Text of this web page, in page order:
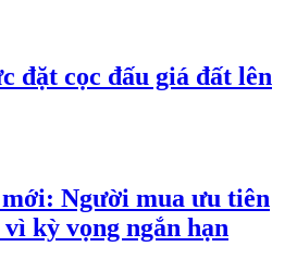
đặt cọc đấu giá đất lên
Người mua ưu tiên
kỳ vọng ngắn hạn